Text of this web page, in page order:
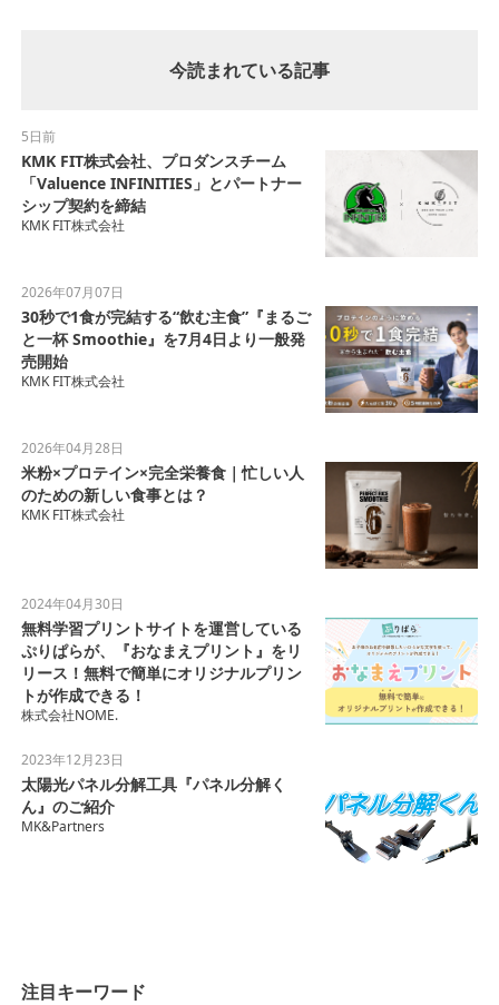
今読まれている記事
5日前
KMK FIT株式会社、プロダンスチーム
「Valuence INFINITIES」とパートナー
シップ契約を締結
KMK FIT株式会社
2026年07月07日
30秒で1食が完結する“飲む主食”『まるご
と一杯 Smoothie』を7月4日より一般発
売開始
KMK FIT株式会社
2026年04月28日
米粉×プロテイン×完全栄養食｜忙しい人
のための新しい食事とは？
KMK FIT株式会社
2024年04月30日
無料学習プリントサイトを運営している
ぷりぱらが、『おなまえプリント』をリ
リース！無料で簡単にオリジナルプリン
トが作成できる！
株式会社NOME.
2023年12月23日
太陽光パネル分解工具『パネル分解く
ん』のご紹介
MK&Partners
注目キーワード